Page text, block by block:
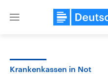
Close
Krankenkassen in Not